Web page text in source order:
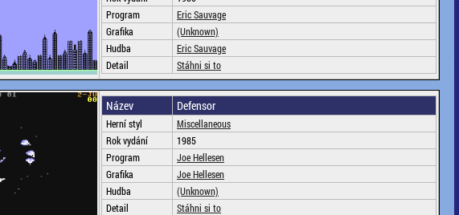
Program
Eric Sauvage
Grafika
(Unknown)
Hudba
Eric Sauvage
Detail
Stáhni si to
Název Defensor
Herní styl
Miscellaneous
Rok vydání
1985
Program
Joe Hellesen
Grafika
Joe Hellesen
Hudba
(Unknown)
Detail
Stáhni si to